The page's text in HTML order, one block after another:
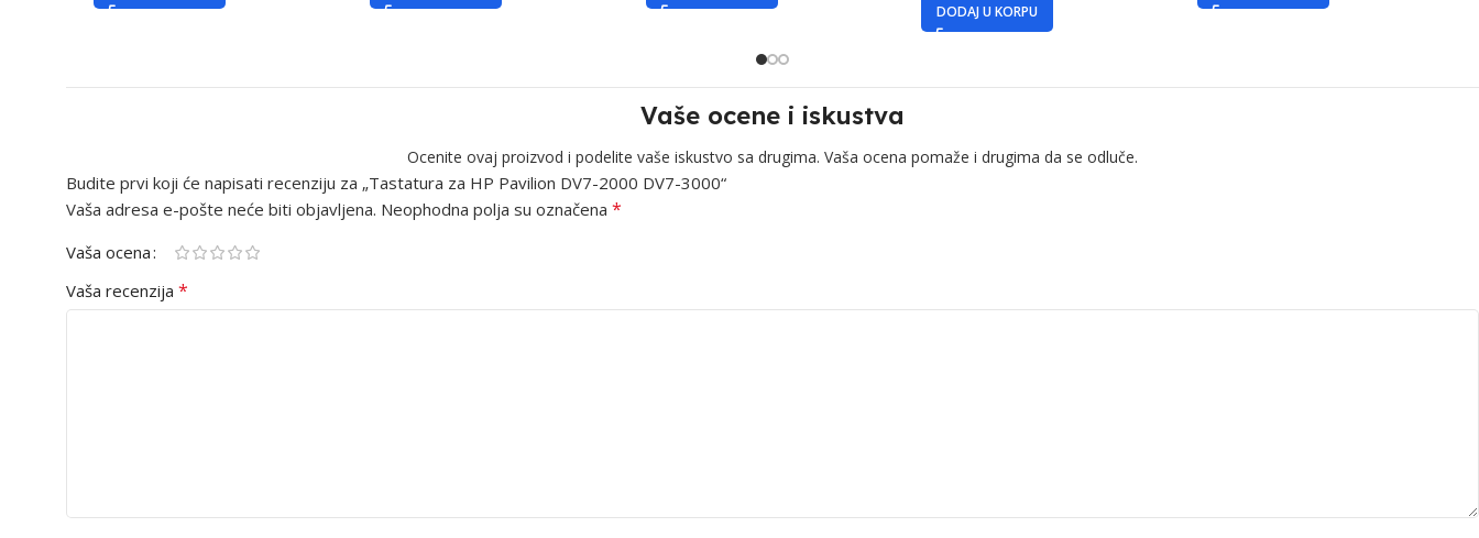
DODAJ U KORPU
Vaše ocene i iskustva
Ocenite ovaj proizvod i podelite vaše iskustvo sa drugima. Vaša ocena pomaže i drugima da se odluče.
Budite prvi koji će napisati recenziju za „Tastatura za HP Pavilion DV7-2000 DV7-3000“
Vaša adresa e-pošte neće biti objavljena. Neophodna polja su označena *
Vaša ocena
Vaša recenzija *